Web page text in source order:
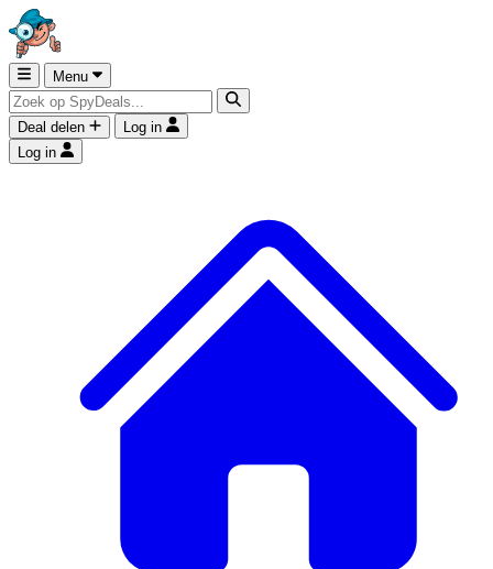
Menu
Deal delen
Log in
Log in